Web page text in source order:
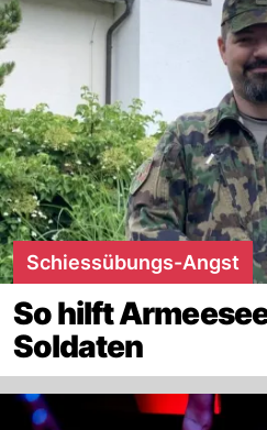
Schiessübungs-Angst
So hilft
Soldaten